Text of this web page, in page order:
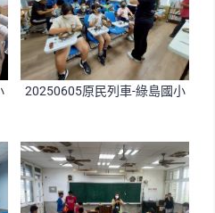
20250605原民列車-綠島國小